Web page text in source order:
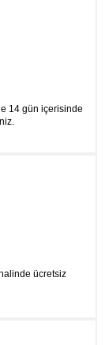
14 gün içerisinde
ücretsiz